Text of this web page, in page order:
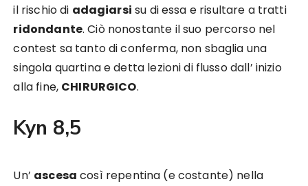
il rischio di adagiarsi su di essa e risultare a tratti
ridondante. Ciò nonostante il suo percorso nel
contest sa tanto di conferma, non sbaglia una
singola quartina e detta lezioni di flusso dall’ inizio
alla fine, CHIRURGICO.
Kyn 8,5
Un’ ascesa così repentina (e costante) nella